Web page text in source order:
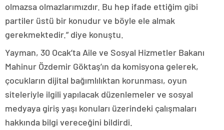
olmazsa olmazlarımızdır. Bu hep ifade ettiğim gibi
partiler üstü bir konudur ve böyle ele almak
gerekmektedir.” diye konuştu.
Yayman, 30 Ocak’ta Aile ve Sosyal Hizmetler Bakanı
Mahinur Özdemir Göktaş’ın da komisyona gelerek,
çocukların dijital bağımlılıktan korunması, oyun
siteleriyle ilgili yapılacak düzenlemeler ve sosyal
medyaya giriş yaşı konuları üzerindeki çalışmaları
hakkında bilgi vereceğini bildirdi.